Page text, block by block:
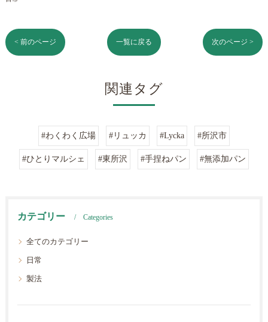
< 前のページ 一覧に戻る 次のページ >
関連タグ
#わくわく広場 #リュッカ #Lycka #所沢市
#ひとりマルシェ #東所沢 #手捏ねパン #無添加パン
カテゴリー Categories
全てのカテゴリー
日常
製法